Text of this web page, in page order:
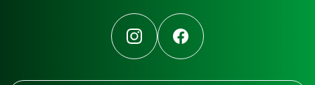
InstagramFacebook